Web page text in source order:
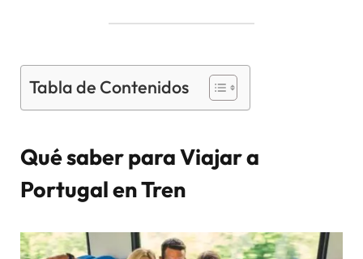
Tabla de Contenidos
Qué saber para Viajar a
Portugal en Tren